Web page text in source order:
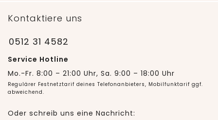
Kontaktiere uns
0512 31 4582
Service Hotline
Mo.-Fr. 8:00 – 21:00 Uhr, Sa. 9:00 – 18:00 Uhr
Regulärer Festnetztarif deines Telefonanbieters, Mobilfunktarif ggf.
abweichend.
Oder schreib uns eine Nachricht: